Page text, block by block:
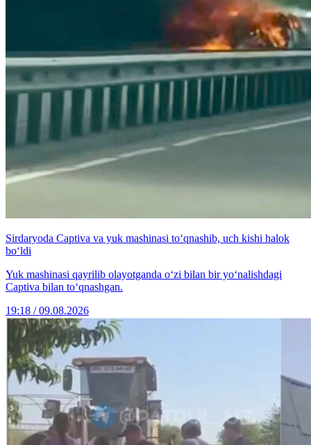
Sirdaryoda Captiva va yuk mashinasi to‘qnashib, uch kishi halok
bo‘ldi
Yuk mashinasi qayrilib olayotganda o‘zi bilan bir yo‘nalishdagi
Captiva bilan to‘qnashgan.
19:18 / 09.08.2026